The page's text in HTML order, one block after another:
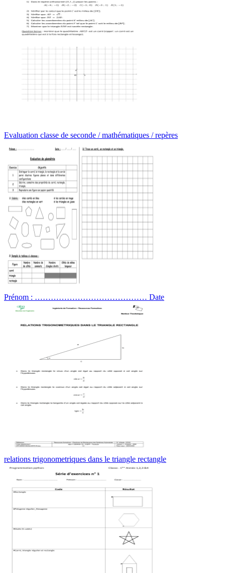
Evaluation classe de seconde / mathématiques / repères
Prénom : …………………………………… Date
relations trigonometriques dans le triangle rectangle